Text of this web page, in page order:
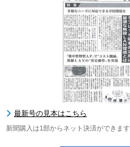
最新号の見本はこちら
新聞購入は1部からネット決済ができます